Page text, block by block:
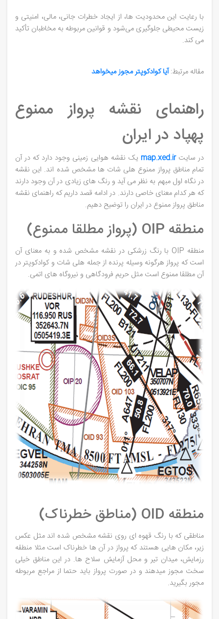
با رعایت این محدودیت ‌ها، از ایجاد خطرات جانی، مالی، امنیتی و
زیست ‌محیطی جلوگیری می‌شود و قوانین مربوطه به مخاطبان تأکید
می‌ کند.
مقاله مرتبط:آیا کوادکوپتر مجوز میخواهد
راهنمای نقشه پرواز ممنوع
پهپاد در ایران
در سایتmap.xed.ir یک نقشه هوایی زمینی وجود دارد که در آن
تمام مناطق پرواز ممنوع هلی شات ها مشخص شده اند. این نقشه
در نگاه اول مبهم به نظر می آید و رنگ های زیادی در آن وجود دارند
که هر کدام معنای خاصی دارند. در ادامه قصد داریم که راهنمای نقشه
مناطق پرواز ممنوع در ایران را توضیح دهیم.
منطقه OIP (پرواز مطلقا ممنوع)
منطقه OIP با رنگ زرشکی در نقشه مشخص شده و به معنای آن
است که پرواز هرگونه وسیله پرنده از جمله هلی شات و کوادکوپتر در
آن مطلقا ممنوع است مثل حریم فرودگاهی و نیروگاه های اتمی.
منطقه OID (مناطق خطرناک)
مناطقی که با رنگ قهوه ای روی نقشه مشخص شده اند مثل عکس
زیر، مکان هایی هستند که پرواز در آن ها خطرناک است مثلا منطقه
رزمایش، میدان تیر و محل آزمایش سلاح ها. در این مناطق خیلی
سخت مجوز میدهند و در صورت پرواز باید حتما از مراجع مربوطه
مجور بگیرید.